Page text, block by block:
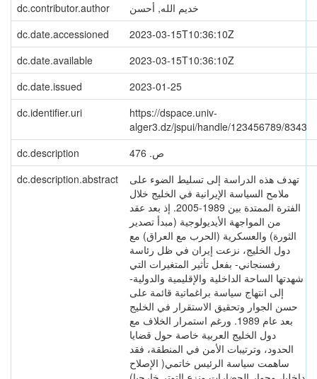
dc.contributor.author
خديم الله, أحسن
dc.date.accessioned
2023-03-15T10:36:10Z
dc.date.available
2023-03-15T10:36:10Z
dc.date.issued
2023-01-25
dc.identifier.uri
https://dspace.univ-
alger3.dz/jspui/handle/123456789/8343
dc.description
ص. 476
dc.description.abstract
تهدف هذه الدراسة إلى تسليط الضوء على
ملامح السياسة الإيرانية في الخليج خلال
الفترة الممتدة بين 1989-2005. إذ بعد عقد
من المواجهة الأيديولوجية (مبدأ تصدير
الثورة) والعسكرية (الحرب مع العراق) مع
دول الخليج، نزعت إيران في ظل رئاسة
رفسنجاني- بفعل تأثير المتغيرات التي
شهدتها الساحة الداخلية والإقليمية والدولية-
إلى انتهاج سياسة براغماتية قائمة على
حسن الجوار وتحقيق الاستقرار في الخليج
بعد عام 1989. ورغم استمرار الخلاف مع
دول الخليج العربية خاصة حول قضايا
الحدود، وترتيبات الأمن في المنطقة، فقد
ساهمت سياسة الرئيس خاتمي( الإصلاح